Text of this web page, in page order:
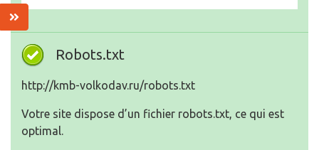
Robots.txt
http://kmb-volkodav.ru/robots.txt
Votre site dispose d’un fichier robots.txt, ce qui est
optimal.